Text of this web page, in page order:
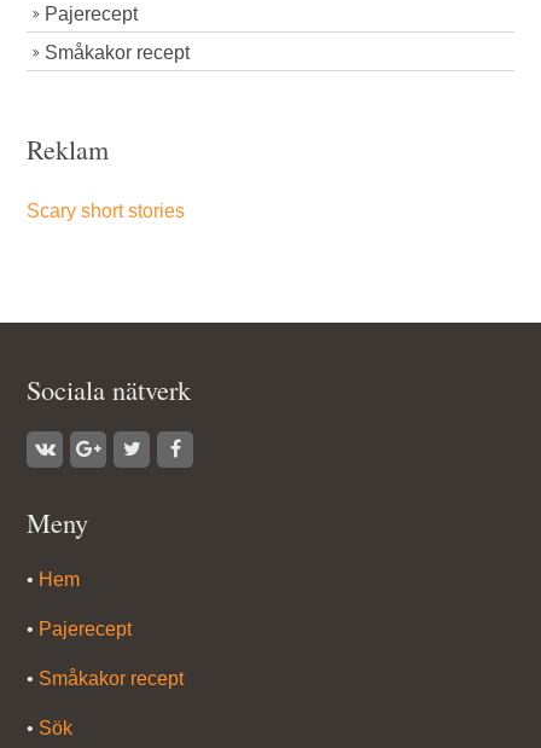
Pajerecept
Småkakor recept
Reklam
Scary short stories
Sociala nätverk
Meny
• Hem
• Pajerecept
• Småkakor recept
• Sök